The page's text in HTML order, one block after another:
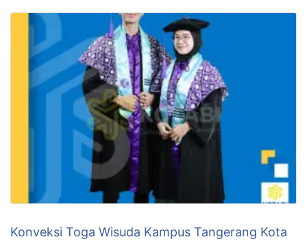
Konveksi Toga Wisuda Kampus Tangerang Kota